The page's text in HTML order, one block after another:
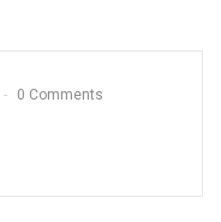
0 Comments